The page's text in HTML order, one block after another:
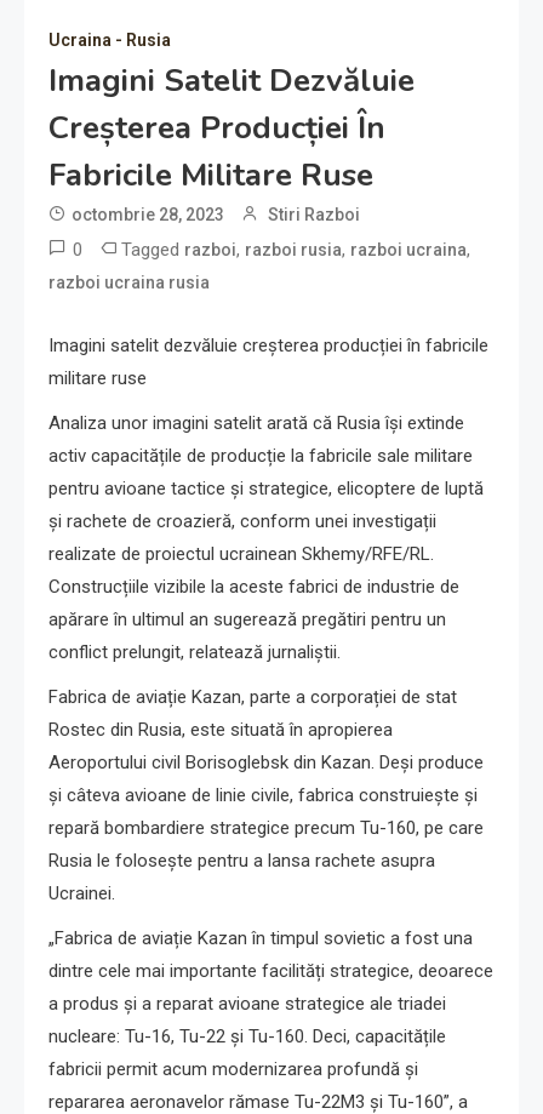
Ucraina - Rusia
Imagini Satelit Dezvăluie
Creșterea Producției În
Fabricile Militare Ruse
octombrie 28, 2023 Stiri Razboi
0 Tagged razboi, razboi rusia, razboi ucraina,
razboi ucraina rusia
Imagini satelit dezvăluie creșterea producției în fabricile
militare ruse
Analiza unor imagini satelit arată că Rusia își extinde
activ capacitățile de producție la fabricile sale militare
pentru avioane tactice și strategice, elicoptere de luptă
și rachete de croazieră, conform unei investigații
realizate de proiectul ucrainean Skhemy/RFE/RL.
Construcțiile vizibile la aceste fabrici de industrie de
apărare în ultimul an sugerează pregătiri pentru un
conflict prelungit, relatează jurnaliștii.
Fabrica de aviație Kazan, parte a corporației de stat
Rostec din Rusia, este situată în apropierea
Aeroportului civil Borisoglebsk din Kazan. Deși produce
și câteva avioane de linie civile, fabrica construiește și
repară bombardiere strategice precum Tu-160, pe care
Rusia le folosește pentru a lansa rachete asupra
Ucrainei.
„Fabrica de aviație Kazan în timpul sovietic a fost una
dintre cele mai importante facilități strategice, deoarece
a produs și a reparat avioane strategice ale triadei
nucleare: Tu-16, Tu-22 și Tu-160. Deci, capacitățile
fabricii permit acum modernizarea profundă și
repararea aeronavelor rămase Tu-22M3 și Tu-160”, a